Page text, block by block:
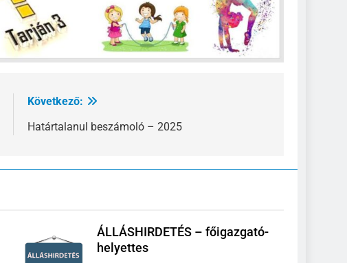
Következő:
Határtalanul beszámoló – 2025
ÁLLÁSHIRDETÉS – főigazgató-
helyettes